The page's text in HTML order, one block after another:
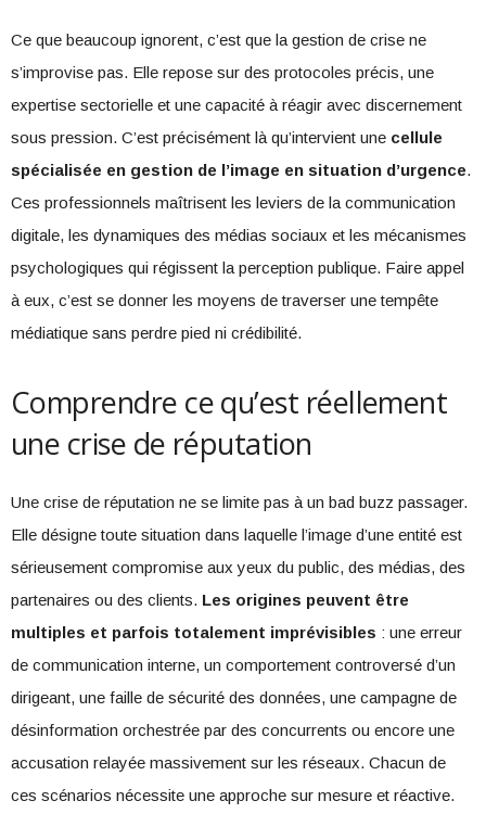
Ce que beaucoup ignorent, c’est que la gestion de crise ne
s’improvise pas. Elle repose sur des protocoles précis, une
expertise sectorielle et une capacité à réagir avec discernement
sous pression. C’est précisément là qu’intervient une cellule
spécialisée en gestion de l’image en situation d’urgence.
Ces professionnels maîtrisent les leviers de la communication
digitale, les dynamiques des médias sociaux et les mécanismes
psychologiques qui régissent la perception publique. Faire appel
à eux, c’est se donner les moyens de traverser une tempête
médiatique sans perdre pied ni crédibilité.
Comprendre ce qu’est réellement
une crise de réputation
Une crise de réputation ne se limite pas à un bad buzz passager.
Elle désigne toute situation dans laquelle l’image d’une entité est
sérieusement compromise aux yeux du public, des médias, des
partenaires ou des clients. Les origines peuvent être
multiples et parfois totalement imprévisibles : une erreur
de communication interne, un comportement controversé d’un
dirigeant, une faille de sécurité des données, une campagne de
désinformation orchestrée par des concurrents ou encore une
accusation relayée massivement sur les réseaux. Chacun de
ces scénarios nécessite une approche sur mesure et réactive.